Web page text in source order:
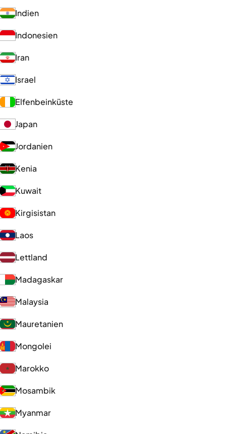
Indien
Indonesien
Iran
Israel
Elfenbeinküste
Japan
Jordanien
Kenia
Kuwait
Kirgisistan
Laos
Lettland
Madagaskar
Malaysia
Mauretanien
Mongolei
Marokko
Mosambik
Myanmar